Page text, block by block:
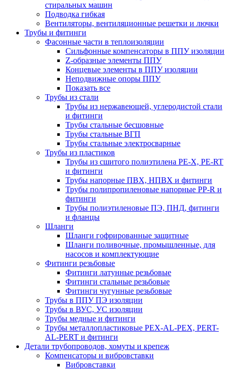
стиральных машин
Подводка гибкая
Вентиляторы, вентиляционные решетки и лючки
Трубы и фитинги
Фасонные части в теплоизоляции
Cильфонные компенсаторы в ППУ изоляции
Z-образные элементы ППУ
Концевые элементы в ППУ изоляции
Неподвижные опоры ППУ
Показать все
Трубы из стали
Трубы из нержавеющей, углеродистой стали
и фитинги
Трубы стальные бесшовные
Трубы стальные ВГП
Трубы стальные электросварные
Трубы из пластиков
Трубы из сшитого полиэтилена PE-X, PE-RT
и фитинги
Трубы напорные ПВХ, НПВХ и фитинги
Трубы полипропиленовые напорные PP-R и
фитинги
Трубы полиэтиленовые ПЭ, ПНД, фитинги
и фланцы
Шланги
Шланги гофрированные защитные
Шланги поливочные, промышленные, для
насосов и комплектующие
Фитинги резьбовые
Фитинги латунные резьбовые
Фитинги стальные резьбовые
Фитинги чугунные резьбовые
Трубы в ППУ ПЭ изоляции
Трубы в ВУС, УС изоляции
Трубы медные и фитинги
Трубы металлопластиковые PEX-AL-PEX, PERT-
AL-PERT и фитинги
Детали трубопроводов, хомуты и крепеж
Компенсаторы и вибровставки
Вибровставки